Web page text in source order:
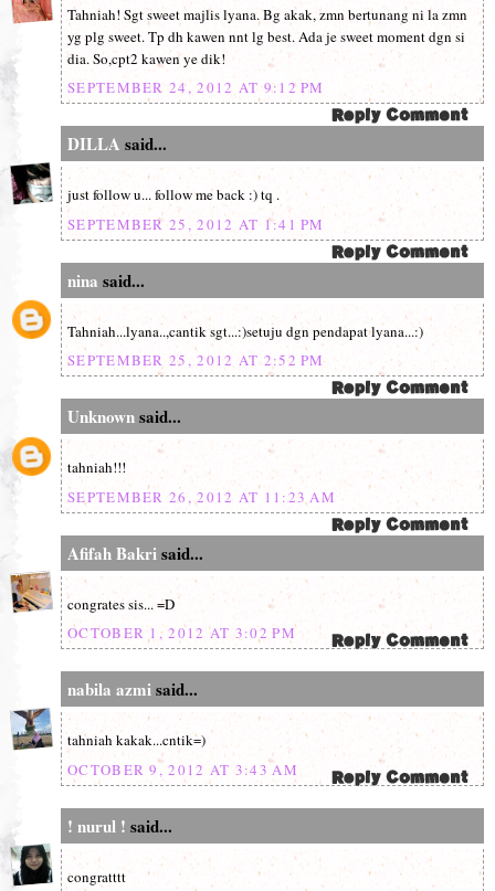
Tahniah! Sgt sweet majlis lyana. Bg akak, zmn bertunang ni la zmn
yg plg sweet. Tp dh kawen nnt lg best. Ada je sweet moment dgn si
dia. So,cpt2 kawen ye dik!
SEPTEMBER 24, 2012 AT 9:12 PM
DILLA said...
just follow u... follow me back :) tq .
SEPTEMBER 25, 2012 AT 1:41 PM
nina said...
Tahniah...lyana..,cantik sgt...:)setuju dgn pendapat lyana...:)
SEPTEMBER 25, 2012 AT 2:52 PM
Unknownsaid...
tahniah!!!
SEPTEMBER 26, 2012 AT 11:23 AM
Afifah Bakrisaid...
congrates sis... =D
OCTOBER 1, 2012 AT 3:02 PM
nabila azmisaid...
tahniah kakak...cntik=)
OCTOBER 9, 2012 AT 3:43 AM
! nurul ! said...
congratttt